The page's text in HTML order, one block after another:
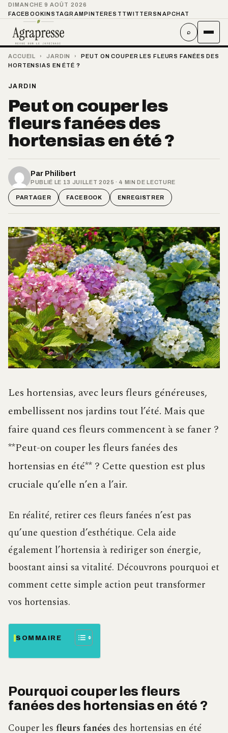
DIMANCHE 9 AOÛT 2026
FACEBOOKINSTAGRAMPINTEREST TWITTER SNAPCHAT
⌕
ACCUEIL › JARDIN ›
PEUT ON COUPER LES FLEURS FANÉES DES
HORTENSIAS EN ÉTÉ ?
JARDIN
Peut on couper les
fleurs fanées des
hortensias en été ?
Par Philibert
PUBLIÉ LE 13 JUILLET 2025 · 4 MIN DE LECTURE
PARTAGER FACEBOOK ENREGISTRER
Les hortensias, avec leurs fleurs généreuses,
embellissent nos jardins tout l’été. Mais que
faire quand ces fleurs commencent à se faner ?
**Peut-on couper les fleurs fanées des
hortensias en été** ? Cette question est plus
cruciale qu’elle n’en a l’air.
En réalité, retirer ces fleurs fanées n’est pas
qu’une question d’esthétique. Cela aide
également l’hortensia à rediriger son énergie,
boostant ainsi sa vitalité. Découvrons pourquoi et
comment cette simple action peut transformer
vos hortensias.
SOMMAIRE
Pourquoi couper les fleurs
fanées des hortensias en été ?
Couper les fleurs fanées des hortensias en été